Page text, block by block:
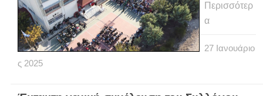
Περισσότερ
α
27 Ιανουάριο
ς 2025